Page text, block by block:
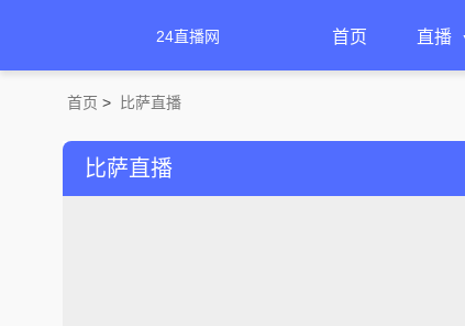
24直播网 首页 直播
首页 > 比萨直播
比萨直播